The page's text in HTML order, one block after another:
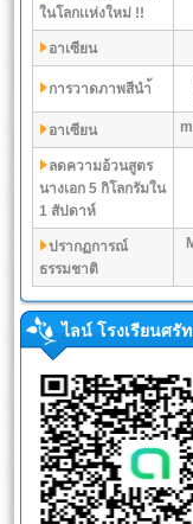
ในโลกเเห่งใหม่ !!
อาเซียน
การวาดภาพสีนำ้
อาเซียน
ลดความอ้วนสูตร
นางเอก 5 กิโลกรัมใน
1 สัปดาห์
ปรากฏการณ์
ธรรมชาติ
ไลน์ โรงเรียนศรั